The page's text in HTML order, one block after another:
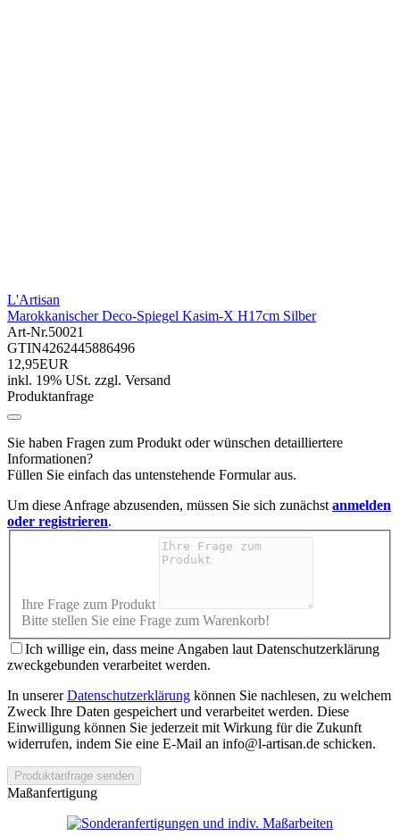
L'Artisan
Marokkanischer Deco-Spiegel Kasim-X H17cm Silber
Art-Nr.50021
GTIN4262445886496
12,95EUR
inkl. 19% USt. zzgl. Versand
Produktanfrage
Sie haben Fragen zum Produkt oder wünschen detailliertere
Informationen?
Füllen Sie einfach das untenstehende Formular aus.
Um diese Anfrage abzusenden, müssen Sie sich zunächst anmelden
oder registrieren.
Ihre Frage zum Produkt
Bitte stellen Sie eine Frage zum Warenkorb!
Ich willige ein, dass meine Angaben laut Datenschutzerklärung
zweckgebunden verarbeitet werden.
In unsererDatenschutzerklärung können Sie nachlesen, zu welchem
Zweck Ihre Daten gespeichert und verarbeitet werden. Diese
Einwilligung können Sie jederzeit mit Wirkung für die Zukunft
widerrufen, indem Sie eine E-Mail an info@l-artisan.de schicken.
Produktanfrage senden
Maßanfertigung